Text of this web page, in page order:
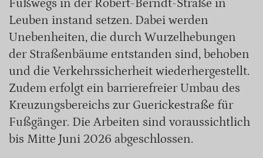
Fußwegs in der Robert-Berndt-Straße in
Leuben instand setzen. Dabei werden
Unebenheiten, die durch Wurzelhebungen
der Straßenbäume entstanden sind, behoben
und die Verkehrssicherheit wiederhergestellt.
Zudem erfolgt ein barrierefreier Umbau des
Kreuzungsbereichs zur Guerickestraße für
Fußgänger. Die Arbeiten sind voraussichtlich
bis Mitte Juni 2026 abgeschlossen.